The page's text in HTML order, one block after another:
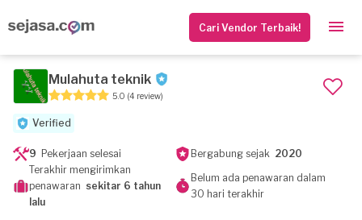
Cari Vendor Terbaik!
Mulahuta teknik
5.0 (4 review)
Verified
9 Pekerjaan selesai Bergabung sejak 2020
Terakhir mengirimkan
penawaran sekitar 6 tahun
lalu
Belum ada penawaran dalam
30 hari terakhir